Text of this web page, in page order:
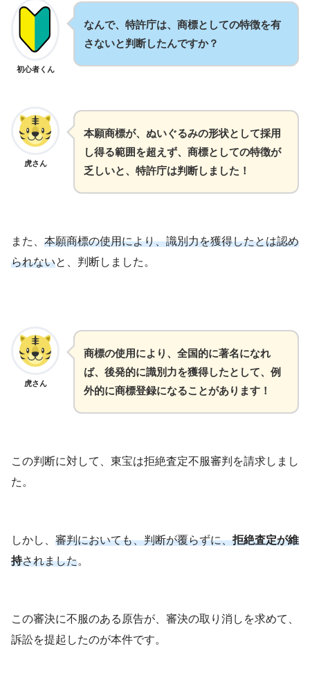
初心者くん
なんで、特許庁は、商標としての特徴を有
さないと判断したんですか？
虎さん
本願商標が、ぬいぐるみの形状として採用
し得る範囲を超えず、商標としての特徴が
乏しいと、特許庁は判断しました！
また、 本願商標の使用により、識別力を獲得したとは認め
られないと、判断しました。
虎さん
商標の使用により、全国的に著名になれ
ば、後発的に識別力を獲得したとして、例
外的に商標登録になることがあります！
この判断に対して、東宝は拒絶査定不服審判を請求しまし
た。
しかし、 審判においても、判断が覆らずに、拒絶査定が維
持されました。
この審決に不服のある原告が、審決の取り消しを求めて、
訴訟を提起したのが本件です。